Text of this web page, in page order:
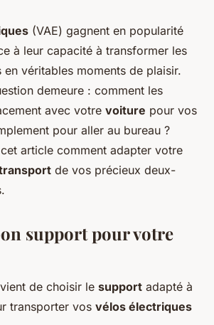
une voiture
de vélos
•4 min de lecture
(VAE) gagnent en popularité
à leur capacité à transformer les
véritables moments de plaisir.
demeure : comment les
avec votre voiture pour vos
pour aller au bureau ?
article comment adapter votre
de vos précieux deux-
support pour votre
de choisir le support adapté à
transporter vos vélos électriques